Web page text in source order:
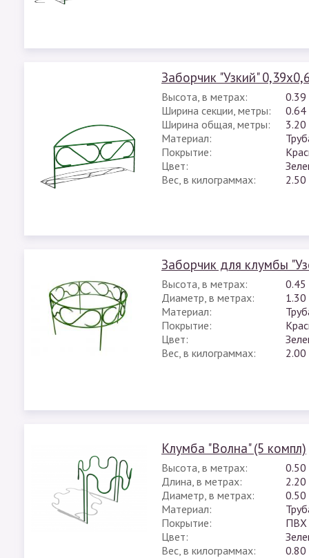
Заборчик "Узкий"
Высота, в метрах:
0.39
Ширина секции, метры:
0.64
Ширина общая, метры:
3.20
Материал:
Покрытие:
Цвет:
Вес, в килограммах:
2.50
Заборчик для клумбы
Высота, в метрах:
0.45
Диаметр, в метрах:
1.30
Материал:
Покрытие:
Цвет:
Вес, в килограммах:
2.00
Клумба "Волна" (5 компл)
Высота, в метрах:
0.50
Длина, в метрах:
2.20
Диаметр, в метрах:
0.50
Материал:
Покрытие:
ПВХ
Цвет:
Вес, в килограммах:
0.80